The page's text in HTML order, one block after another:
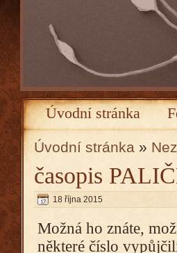
Úvodní stránka
Úvodní stránka »
časopis
18 října 2015
Možná ho znáte,
některé číslo